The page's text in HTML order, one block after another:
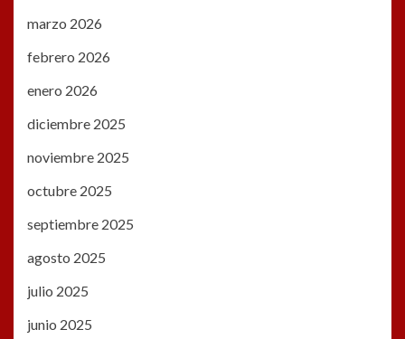
marzo 2026
febrero 2026
enero 2026
diciembre 2025
noviembre 2025
octubre 2025
septiembre 2025
agosto 2025
julio 2025
junio 2025